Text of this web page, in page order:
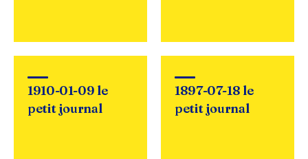
1910-01-09 le
petit journal
1897-07-18 le
petit journal